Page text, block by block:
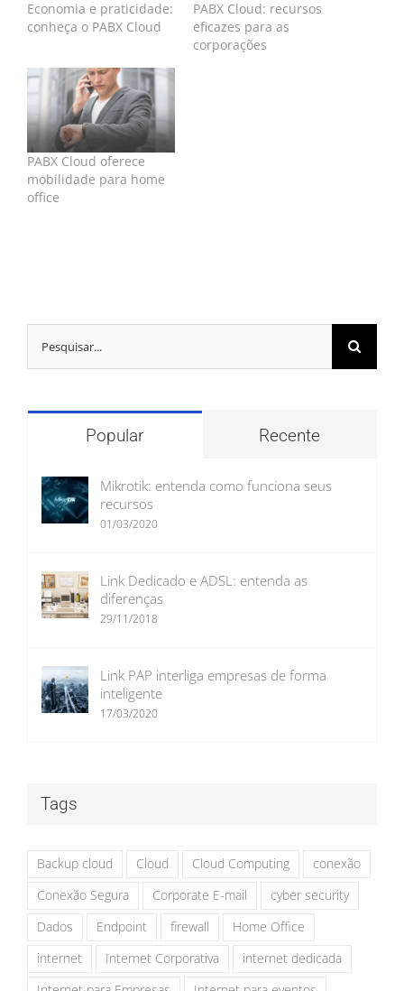
Economia e praticidade:
conheça o PABX Cloud
PABX Cloud: recursos
eficazes para as
corporações
PABX Cloud oferece
mobilidade para home
office
Popular Recente
Mikrotik: entenda como funciona seus
recursos
01/03/2020
Link Dedicado e ADSL: entenda as
diferenças
29/11/2018
Link PAP interliga empresas de forma
inteligente
17/03/2020
Tags
Backup cloud Cloud Cloud Computing
conexão
Conexão Segura
Corporate E-mail
cyber security
Dados
Endpoint firewall
Home Office
internet
Internet Corporativa
internet dedicada